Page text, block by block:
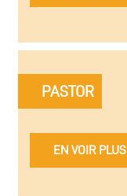
PASTOR
EN VOIR PLUS